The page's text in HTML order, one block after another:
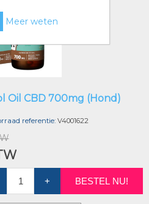
Oil CBD 700mg (Hond)
referentie: V4001622
+ BESTEL NU!
Meer weten